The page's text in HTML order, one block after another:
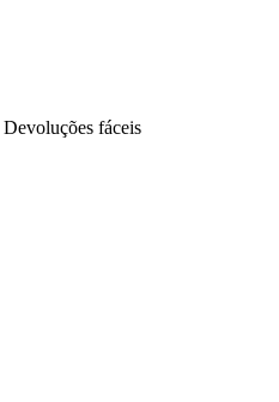
Devoluções fáceis